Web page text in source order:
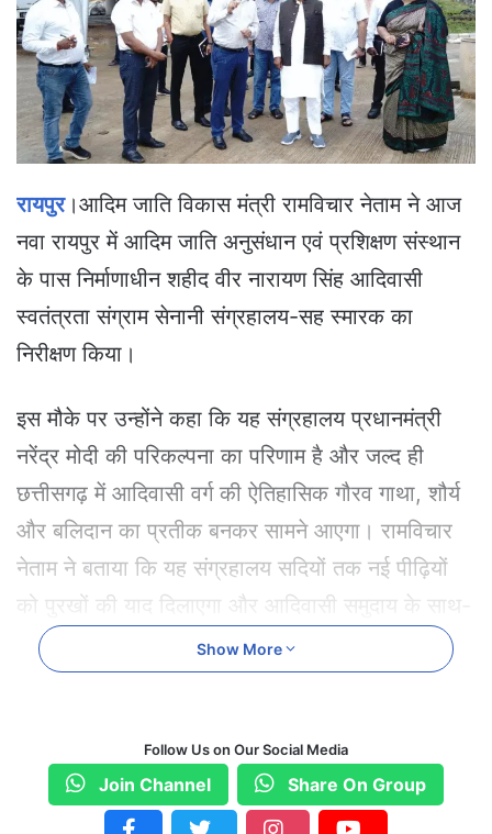
e
m
a
i
रायपुर।आदिम जाति विकास मंत्री रामविचार नेताम ने आज
नवा रायपुर में आदिम जाति अनुसंधान एवं प्रशिक्षण संस्थान
के पास निर्माणाधीन शहीद वीर नारायण सिंह आदिवासी
स्वतंत्रता संग्राम सेनानी संग्रहालय-सह स्मारक का
निरीक्षण किया।
इस मौके पर उन्होंने कहा कि यह संग्रहालय प्रधानमंत्री
नरेंद्र मोदी की परिकल्पना का परिणाम है और जल्द ही
छत्तीसगढ़ में आदिवासी वर्ग की ऐतिहासिक गौरव गाथा, शौर्य
और बलिदान का प्रतीक बनकर सामने आएगा। रामविचार
नेताम ने बताया कि यह संग्रहालय सदियों तक नई पीढ़ियों
को पुरखों की याद दिलाएगा और आदिवासी समुदाय के साथ-
साथ देश-विदेश के लोगों के लिए भी प्रेरणास्पद होगा।
संग्रहालय है जो छत्तीसगढ़ के आदिवासी स्वतंत्रता संग्राम
सेनानियों की शौर्य गाथा और बलिदान को समर्पित है, इसलिए
इसके निर्माण में किसी भी प्रकार की लापरवाही नहीं होनी
Show More
Follow Us on Our Social Media
Join Channel Share On Group